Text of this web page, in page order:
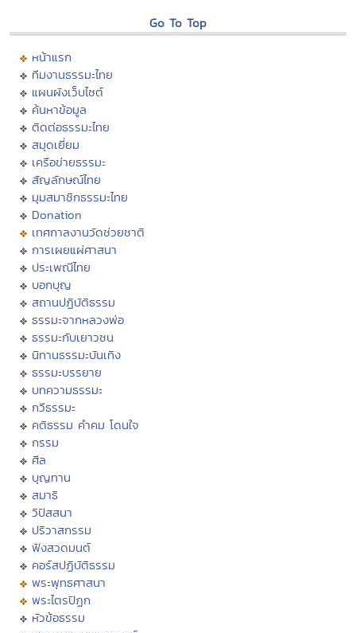
Go To Top
หน้าแรก
ทีมงานธรรมะไทย
แผนผังเว็บไซต์
ค้นหาข้อมูล
ติดต่อธรรมะไทย
สมุดเยี่ยม
เครือข่ายธรรมะ
สัญลักษณ์ไทย
มุมสมาชิกธรรมะไทย
Donation
เทศกาลงานวัดช่วยชาติ
การเผยแผ่ศาสนา
ประเพณีไทย
บอกบุญ
สถานปฏิบัติธรรม
ธรรมะจากหลวงพ่อ
ธรรมะกับเยาวชน
นิทานธรรมะบันเทิง
ธรรมะบรรยาย
บทความธรรมะ
กวีธรรมะ
คติธรรม คำคม โดนใจ
กรรม
ศีล
บุญทาน
สมาธิ
วิปัสสนา
ปริวาสกรรม
ฟังสวดมนต์
คอร์สปฏิบัติธรรม
พระพุทธศาสนา
พระไตรปิฏก
หัวข้อธรรม